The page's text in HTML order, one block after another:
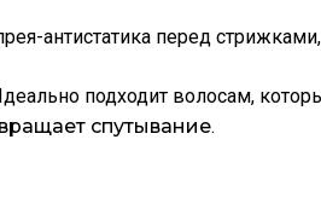
антистатика перед
подходит волосам,
спутывание.